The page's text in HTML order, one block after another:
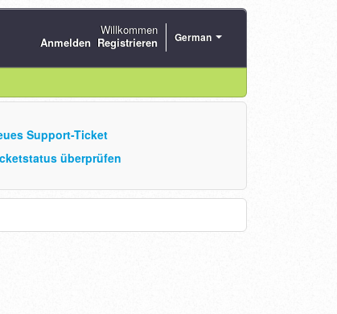
German
Willkommen
Anmelden Registrieren
Support-Ticket
überprüfen